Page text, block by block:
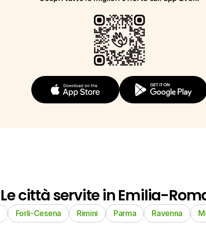
Le città servite in Emilia-
Forli-Cesena Rimini Parma Ravenna